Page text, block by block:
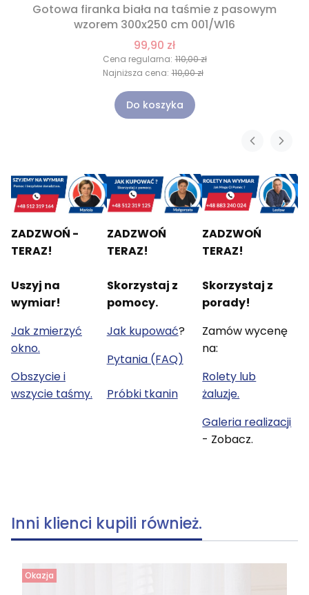
Gotowa firanka biała na taśmie z pasowym
wzorem 300x250 cm 001/W16
99,90 zł
Cena regularna: 110,00 zł
Najniższa cena: 110,00 zł
Do koszyka
ZADZWOŃ -
TERAZ!
Uszyj na
wymiar!
Jak zmierzyć
okno.
Obszycie i
wszycie taśmy.
ZADZWOŃ
TERAZ!
Skorzystaj z
pomocy.
Jak kupować?
Pytania (FAQ)
Próbki tkanin
ZADZWOŃ
TERAZ!
Skorzystaj z
porady!
Zamów wycenę
na:
Rolety lub
żaluzje.
Galeria realizacji
- Zobacz.
Inni klienci kupili również.
Okazja